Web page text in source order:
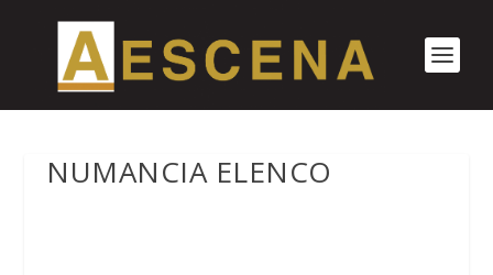
NUMANCIA ELENCO